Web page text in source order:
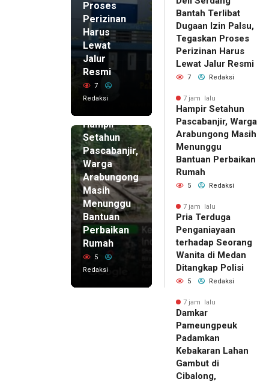
Proses
Perizinan
Harus
Lewat
Jalur
Resmi
7
Redaksi
Hampir
Setahun
Pascabanjir,
Warga
Arabungong
Masih
Menunggu
Bantuan
Perbaikan
Rumah
5
Redaksi
Bantah Terlibat
Dugaan Izin Palsu,
Tegaskan Proses
Perizinan Harus
Lewat Jalur Resmi
7 Redaksi
7 jam lalu
Hampir Setahun
Pascabanjir, Warga
Arabungong Masih
Menunggu
Bantuan Perbaikan
Rumah
5 Redaksi
7 jam lalu
Pria Terduga
Penganiayaan
terhadap Seorang
Wanita di Medan
Ditangkap Polisi
5 Redaksi
7 jam lalu
Damkar
Pameungpeuk
Padamkan
Kebakaran Lahan
Gambut di
Cibalong,